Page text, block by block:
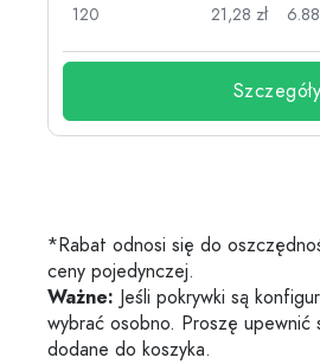
120
21,28 zł
Szczegóły
*Rabat odnosi się do
ceny pojedynczej.
Ważne: Jeśli pokrywki są
wybrać osobno. Proszę upewnić
dodane do koszyka.